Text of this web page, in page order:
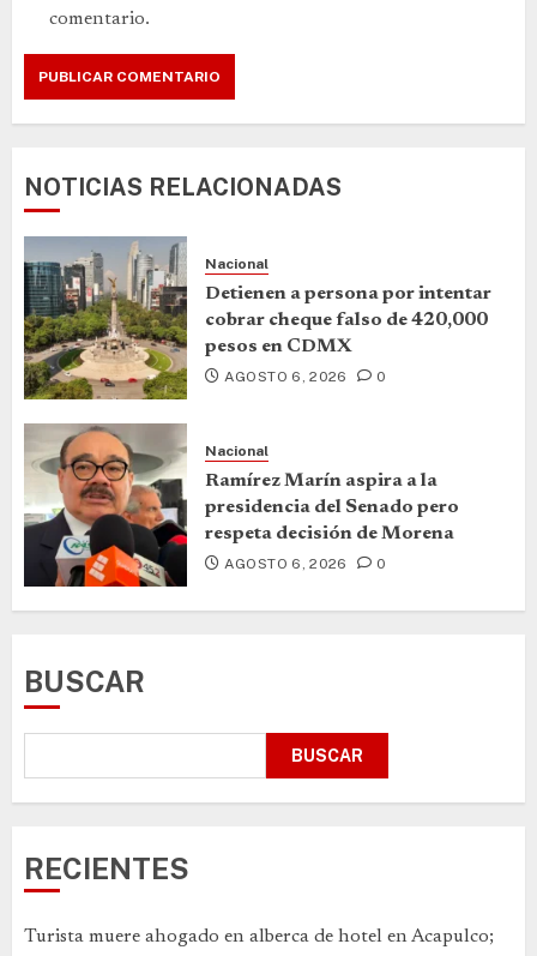
comentario.
NOTICIAS RELACIONADAS
Nacional
Detienen a persona por intentar
cobrar cheque falso de 420,000
pesos en CDMX
AGOSTO 6, 2026 0
Nacional
Ramírez Marín aspira a la
presidencia del Senado pero
respeta decisión de Morena
AGOSTO 6, 2026 0
BUSCAR
BUSCAR
RECIENTES
Turista muere ahogado en alberca de hotel en Acapulco;